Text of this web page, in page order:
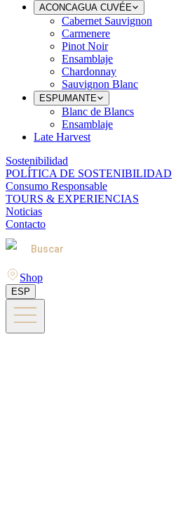
ACONCAGUA CUVÉE
Cabernet Sauvignon
Carmenere
Pinot Noir
Ensamblaje
Chardonnay
Sauvignon Blanc
ESPUMANTE
Blanc de Blancs
Ensamblaje
Late Harvest
Sostenibilidad
POLÍTICA DE SOSTENIBILIDAD
Consumo Responsable
TOURS & EXPERIENCIAS
Noticias
Contacto
Buscar
Shop
ESP